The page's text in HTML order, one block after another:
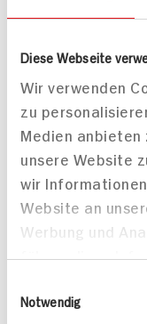
Diese Webseite
Wir verwenden
zu
Medien
unsere Website
wir
Website an
Werbung und
führen diese
bereitgestellt
Notwendig
mit Bratkartoffeln,
Senfsauce und
Sauerkraut
80 min
979 kcal p.
Leicht